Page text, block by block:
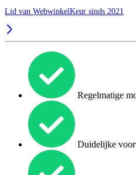
Lid van WebwinkelKeur sinds 2021
Regelmatige
Duidelijke